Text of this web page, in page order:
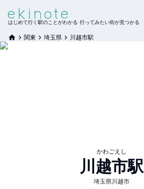
はじめて行く駅のことがわかる 行ってみたい街が見つかる
関東 埼玉県 川越市駅
かわごえし
川越市駅
埼玉県川越市